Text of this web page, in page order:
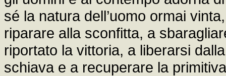
sé la natura dell’uomo ormai
riparare alla sconfitta, a
riportato la vittoria, a liberarsi
schiava e a recuperare la